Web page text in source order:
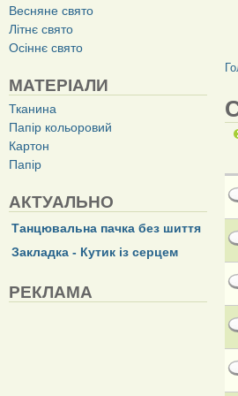
Весняне свято
Літнє свято
Осіннє свято
МАТЕРІАЛИ
Тканина
Папір кольоровий
Картон
Папір
АКТУАЛЬНО
Танцювальна пачка без шиття
Закладка - Кутик із серцем
РЕКЛАМА